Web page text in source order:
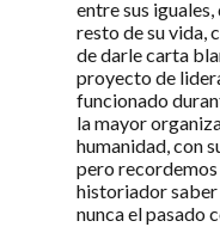
entre sus
resto de su vida,
de darle carta
proyecto de
funcionado
la mayor
humanidad, con
pero recordemos
historiador saber
nunca el pasado